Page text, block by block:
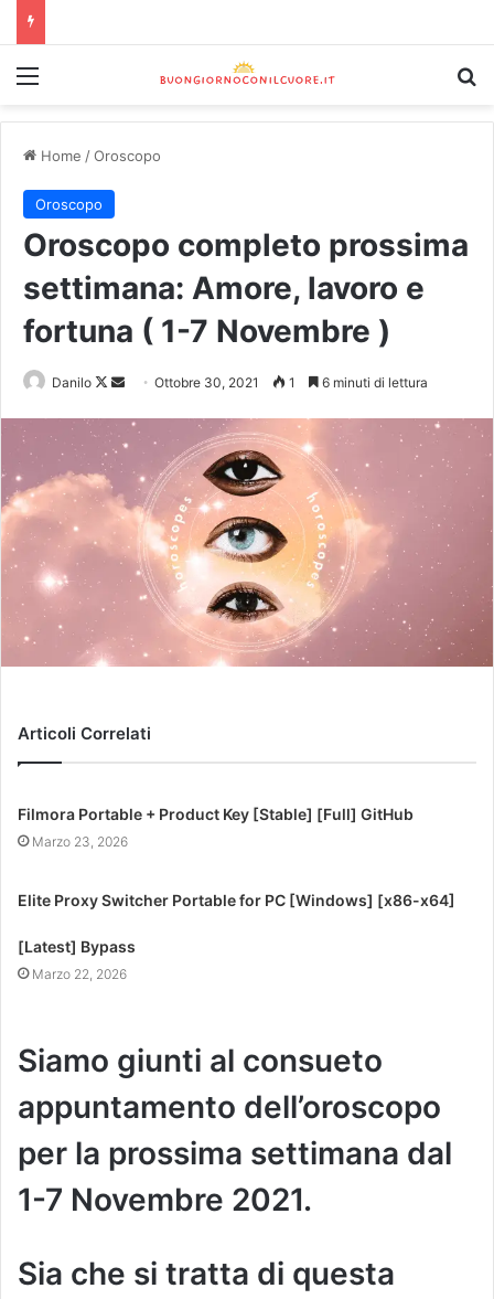
Home /Oroscopo
Oroscopo
Oroscopo completo prossima
settimana: Amore, lavoro e
fortuna ( 1-7 Novembre )
Danilo Ottobre 30, 2021 1 6 minuti di lettura
Articoli Correlati
Filmora Portable + Product Key [Stable] [Full] GitHub
Marzo 23, 2026
Elite Proxy Switcher Portable for PC [Windows] [x86-x64]
[Latest] Bypass
Marzo 22, 2026
Siamo giunti al consueto
appuntamento dell’oroscopo
per la prossima settimana dal
1-7 Novembre 2021.
Sia che si tratta di questa